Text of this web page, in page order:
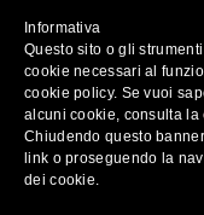
عالية الجودة. كما يجب
حيث يتزايد الاهتمام
RISPONDI
Informativa
Questo sito o gli
cookie necessari al
cookie policy. Se vuoi
alcuni cookie, consulta la
Chiudendo questo
link o proseguendo la
dei cookie.